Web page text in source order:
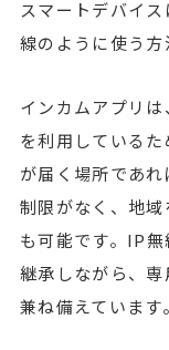
スマートデバイ
線のように使う方
インカムアプリ
を利用している
が届く場所であ
制限がなく、地
も可能です。IP
継承しながら、
兼ね備えています。